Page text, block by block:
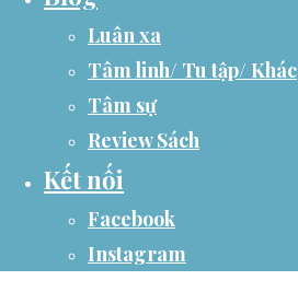
Luân xa
Tâm linh/ Tu tập/ Khác
Tâm sự
Review Sách
Kết nối
Facebook
Instagram